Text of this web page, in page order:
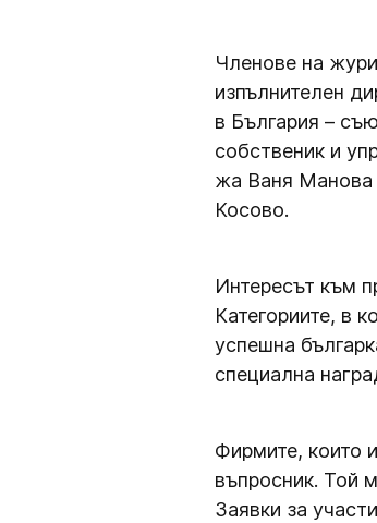
Членове на
изпълнителен
в България –
собственик и
жа Ваня Манова
Косово.
Интересът към
Категориите, в
успешна
специална
Фирмите, които
въпросник. Той
Заявки за